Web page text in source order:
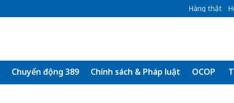
Hàng thật
Chuyển động 389 Chính sách & Pháp luật OCOP